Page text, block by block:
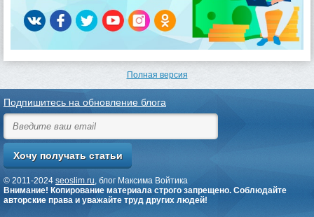
Полная версия
Подпишитесь на обновление блога
© 2011-2024 seoslim.ru, блог Максима Войтика
Внимание! Копирование материала строго запрещено. Соблюдайте
авторские права и уважайте труд других людей!